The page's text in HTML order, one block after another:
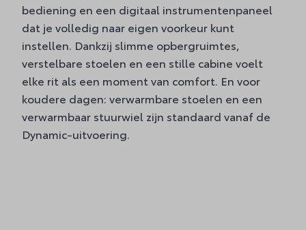
bediening en een digitaal instrumentenpaneel
dat je volledig naar eigen voorkeur kunt
instellen. Dankzij slimme opbergruimtes,
verstelbare stoelen en een stille cabine voelt
elke rit als een moment van comfort. En voor
koudere dagen: verwarmbare stoelen en een
verwarmbaar stuurwiel zijn standaard vanaf de
Dynamic-uitvoering.